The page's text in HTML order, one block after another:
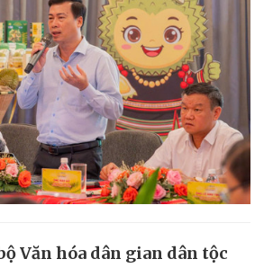
Văn hóa dân gian dân tộc